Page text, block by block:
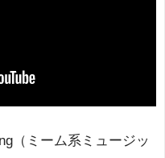
（ミーム系ミュージッ